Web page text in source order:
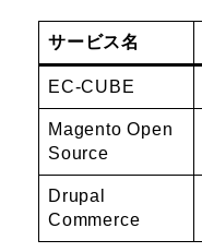
サービス名
EC-CUBE
Magento Open
Source
Drupal
Commerce